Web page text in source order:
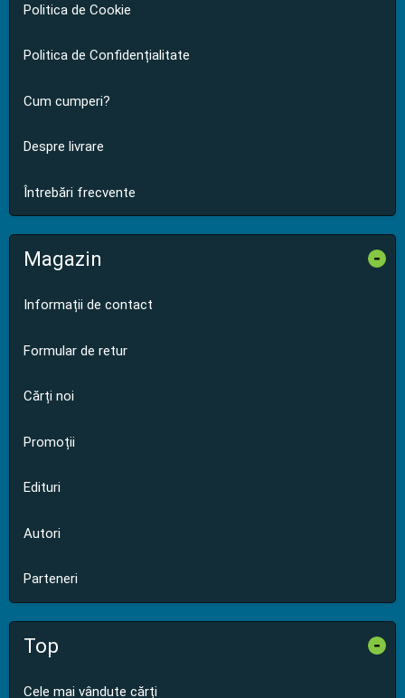
Politica de Cookie
Politica de Confidențialitate
Cum cumperi?
Despre livrare
Întrebări frecvente
Magazin -
Informații de contact
Formular de retur
Cărți noi
Promoții
Edituri
Autori
Parteneri
Top -
Cele mai vândute cărți